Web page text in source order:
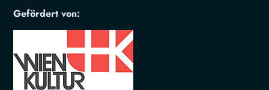
Gefördert von: